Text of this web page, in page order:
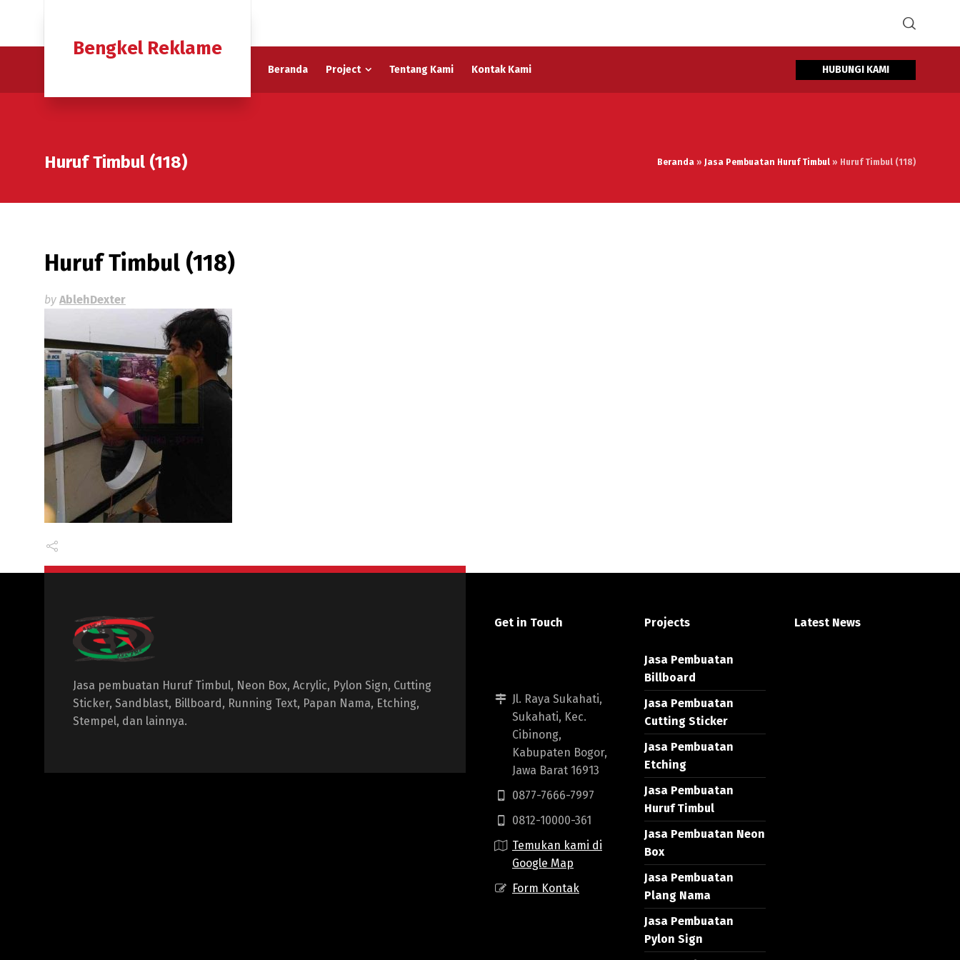
Bengkel Reklame
Beranda Project Tentang Kami Kontak Kami HUBUNGI KAMI
Huruf Timbul (118) Beranda » Jasa Pembuatan Huruf Timbul » Huruf Timbul (118)
Huruf Timbul (118)
by AblehDexter
Jasa pembuatan Huruf Timbul, Neon Box, Acrylic, Pylon Sign, Cutting
Sticker, Sandblast, Billboard, Running Text, Papan Nama, Etching,
Stempel, dan lainnya.
Get in Touch
Jl. Raya Sukahati,
Sukahati, Kec.
Cibinong,
Kabupaten Bogor,
Jawa Barat 16913
0877-7666-7997
0812-10000-361
Temukan kami di
Google Map
Form Kontak
Projects
Jasa Pembuatan
Billboard
Jasa Pembuatan
Cutting Sticker
Jasa Pembuatan
Etching
Jasa Pembuatan
Huruf Timbul
Jasa Pembuatan Neon
Box
Jasa Pembuatan
Plang Nama
Jasa Pembuatan
Pylon Sign
Latest News